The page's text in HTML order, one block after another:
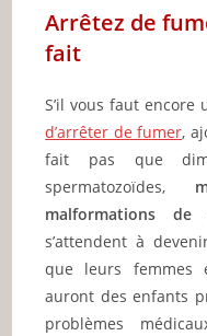
Arrêtez de
fait
S’il vous faut
d’arrêter de fumer,
fait pas que
spermatozoïdes,
malformations de
s’attendent à
que leurs femmes
auront des enfants
problèmes